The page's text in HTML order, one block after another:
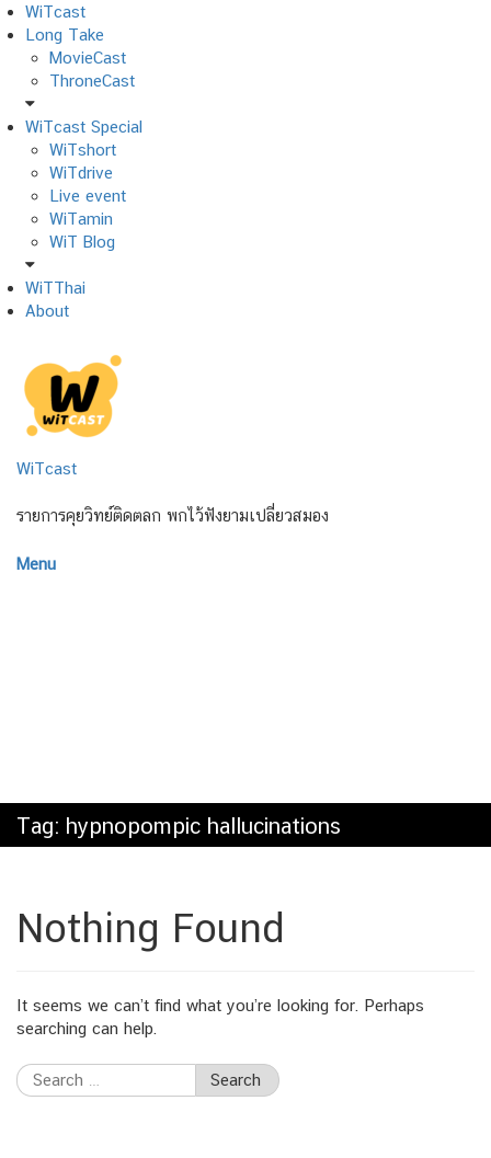
Skip
to
content
WiTcast
Long Take
MovieCast
ThroneCast
WiTcast Special
WiTshort
WiTdrive
Live event
WiTamin
WiT Blog
WiTThai
About
WiTcast
รายการคุยวิทย์ติดตลก พกไว้ฟังยามเปลี่ยวสมอง
Menu
Tag: hypnopompic hallucinations
Nothing Found
It seems we can’t find what you’re looking for. Perhaps
searching can help.
Search
for: